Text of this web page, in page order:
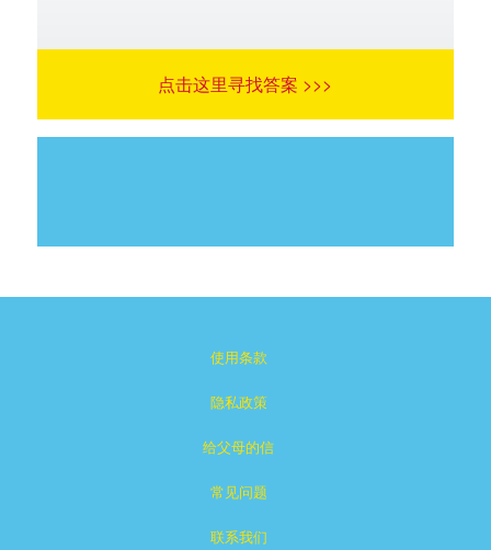
点击这里寻找答案 >>>
使用条款
隐私政策
给父母的信
常见问题
联系我们